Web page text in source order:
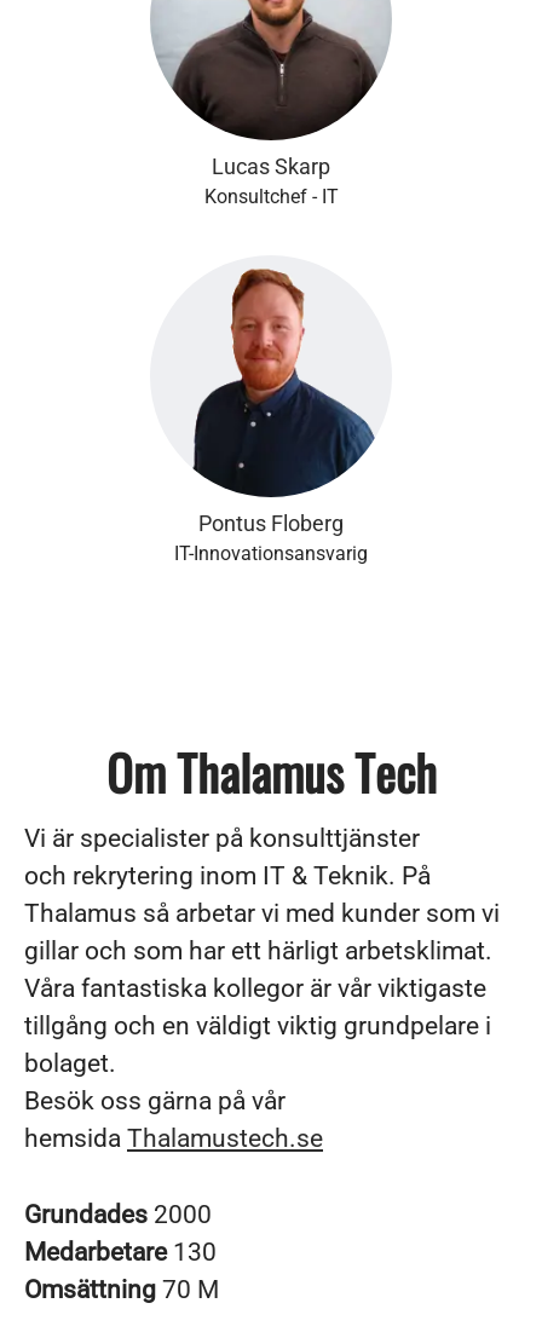
Lucas Skarp
Konsultchef - IT
Pontus Floberg
IT-Innovationsansvarig
Om Thalamus Tech
Vi är specialister på konsulttjänster
och rekrytering inom IT & Teknik. På
Thalamus så arbetar vi med kunder som vi
gillar och som har ett härligt arbetsklimat.
Våra fantastiska kollegor är vår viktigaste
tillgång och en väldigt viktig grundpelare i
bolaget.
Besök oss gärna på vår
hemsida Thalamustech.se
Grundades 2000
Medarbetare 130
Omsättning 70 M